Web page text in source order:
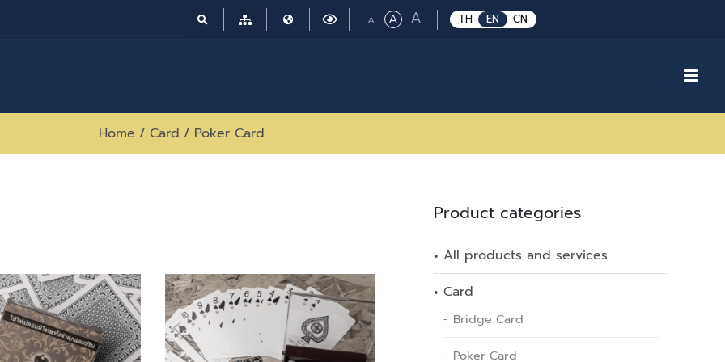
TH EN CN
ASmall
ARegular
A Large
font
Home / Card / Poker Card
Product categories
All products and services
Card
Bridge Card
Poker Card